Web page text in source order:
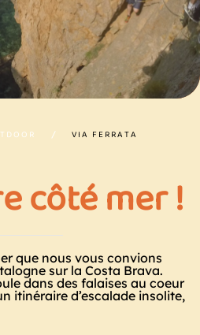
VIA FERRATA
côté mer !
que nous vous convions
sur la Costa Brava.
dans des falaises au coeur
itinéraire d’escalade insolite,